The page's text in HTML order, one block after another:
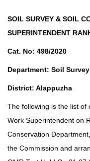
SOIL SURVEY & SOIL
SUPERINTENDENT
Cat. No: 498/2020
Department: Soil
District: Alappuzha
The following is the list of
Work Superintendent on
Conservation
the Commission and